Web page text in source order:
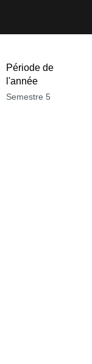
Période de
l'année
Semestre 5